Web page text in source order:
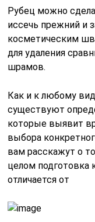
Рубец можно
иссечь прежний и
косметическим
для удаления
шрамов.
Как и к любому
существуют
которые выявит
выбора
вам расскажут о
целом подготовка
отличается от